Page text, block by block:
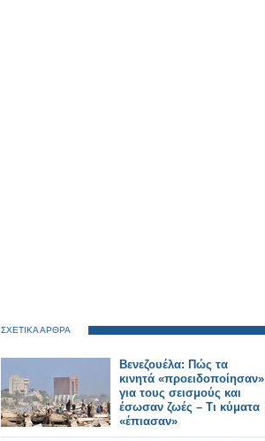
ΣΧΕΤΙΚΑ ΑΡΘΡΑ
Βενεζουέλα: Πώς τα
κινητά «προειδοποίησαν»
για τους σεισμούς και
έσωσαν ζωές – Τι κύματα
«έπιασαν»